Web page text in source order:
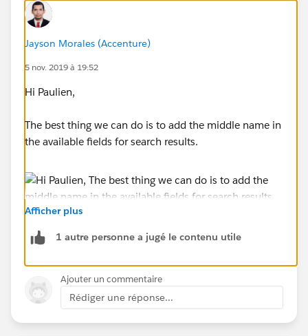
Jayson Morales (Accenture)
5 nov. 2019 à 19:52
Hi Paulien,
The best thing we can do is to add the middle name in
the available fields for search results.
Regards,
Afficher plus
1 autre personne a jugé le contenu utile
Ajouter un commentaire
Rédiger une réponse...